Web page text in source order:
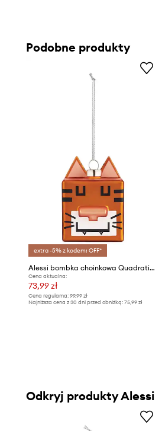
Podobne produkty
extra -5% z kodem: OFF*
Alessi bombka choinkowa Quadratigra
Cena aktualna:
73,99 zł
Cena regularna: 99,99 zł
Najniższa cena z 30 dni przed obniżką: 75,99 zł
Odkryj produkty Alessi